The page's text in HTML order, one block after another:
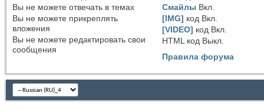
Вы не можете отвечать в темах
Вы не можете прикреплять
вложения
Вы не можете редактировать свои
сообщения
Смайлы Вкл.
[IMG] код Вкл.
[VIDEO] код Вкл.
HTML код Выкл.
Правила форума